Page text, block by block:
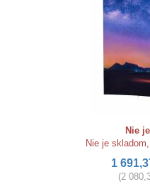
Nie
Nie je
1
(2